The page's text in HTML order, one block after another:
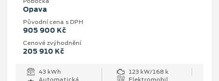
Opava
Původní cena s DPH
905 900 Kč
Cenové zvýhodnění
205 910 Kč
43 kWh
123 kW/168 k
Automatická
Elektromobil